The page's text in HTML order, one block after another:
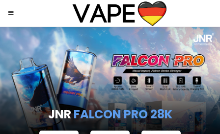
JNRSHISHA HOOKAH MAX